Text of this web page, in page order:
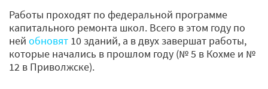
Работы проходят по федеральной программе
капитального ремонта школ. Всего в этом году по
ней обновят 10 зданий, а в двух завершат работы,
которые начались в прошлом году (№ 5 в Кохме и №
12 в Приволжске).